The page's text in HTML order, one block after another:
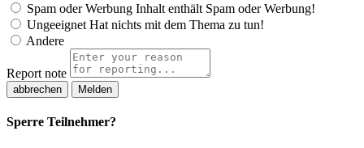
Spam oder Werbung Inhalt enthält Spam oder Werbung!
Ungeeignet Hat nichts mit dem Thema zu tun!
Andere
Report note
Melden
Sperre Teilnehmer?